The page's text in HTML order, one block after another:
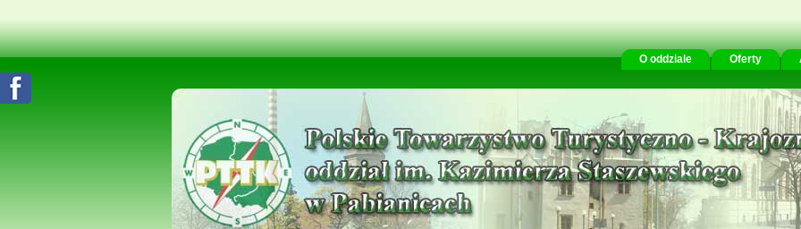
O oddziale Oferty